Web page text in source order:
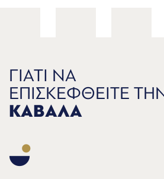
ΓΙΑΤΙ ΝΑ
ΕΠΙΣΚΕΦΘΕΙΤΕ
ΚΑΒΑΛΑ